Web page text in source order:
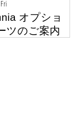
オプショ
ツのご案内